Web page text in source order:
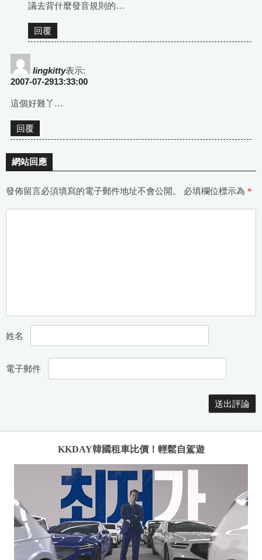
議去背什麼發音規則的…
回覆
lingkitty表示:
2007-07-2913:33:00
這個好難丫…
回覆
網站回應
發佈留言必須填寫的電子郵件地址不會公開。 必填欄位標示為 *
姓名
電子郵件
KKDAY韓國租車比價！輕鬆自駕遊